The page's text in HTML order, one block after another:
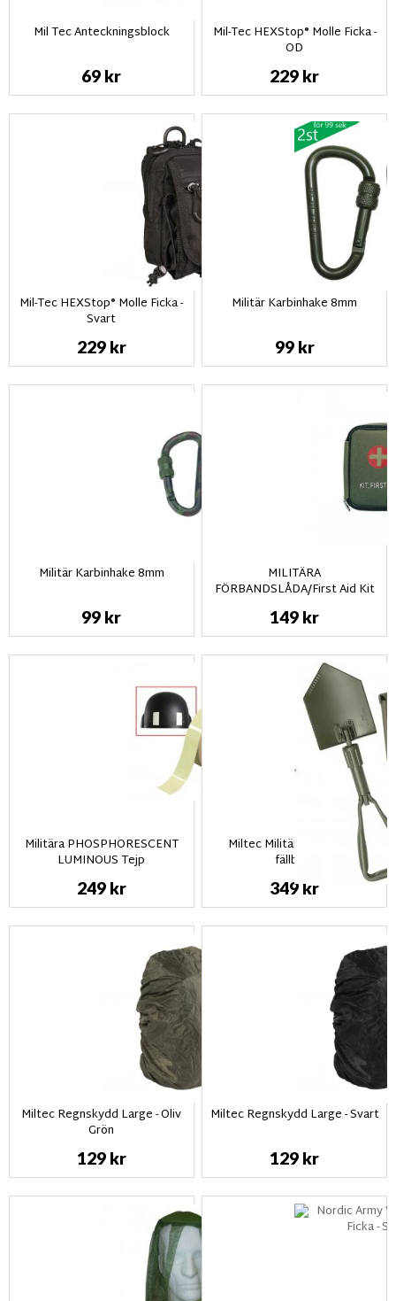
Mil Tec Anteckningsblock
69 kr
Mil-Tec HEXStop® Molle Ficka -
OD
229 kr
Mil-Tec HEXStop® Molle Ficka -
Svart
229 kr
Militär Karbinhake 8mm
99 kr
Militär Karbinhake 8mm
99 kr
MILITÄRA
FÖRBANDSLÅDA/First Aid Kit
149 kr
Militära PHOSPHORESCENT
LUMINOUS Tejp
249 kr
Miltec Militär-Natospade
fällbart
349 kr
Miltec Regnskydd Large - Oliv
Grön
129 kr
Miltec Regnskydd Large - Svart
129 kr